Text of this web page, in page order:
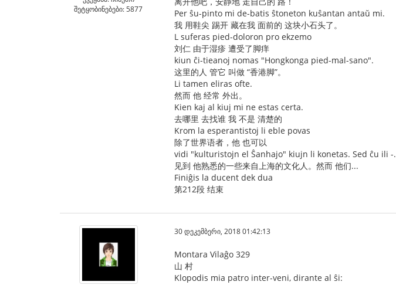
შეტყობინებები: 5877
Per ŝu-pinto mi de-batis ŝtoneton kuŝantan antaŭ mi.
我 用鞋尖 踢开 藏在我 面前的 这块小石头了。
L suferas pied-doloron pro ekzemo
刘仁 由于湿疹 遭受了脚痒
kiun ĉi-tieanoj nomas "Hongkonga pied-mal-sano".
这里的人 管它 叫做 “香港脚”。
Li tamen eliras ofte.
然而 他 经常 外出。
Kien kaj al kiuj mi ne estas certa.
去哪里 去找谁 我 不是 清楚的
Krom la esperantistoj li eble povas
除了世界语者，他 也可以
vidi "kulturistojn el Ŝanhajo" kiujn li konetas. Sed ĉu ili -.
见到 他熟悉的一些来自上海的文化人。然而 他们...
Finiĝis la ducent dek dua
第212段 结束
30 დეკემბერი, 2018 01:42:13
Montara Vilaĝo 329
山 村
Klopodis mia patro inter-veni, dirante al ŝi: